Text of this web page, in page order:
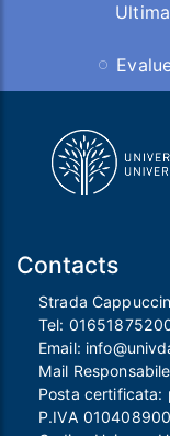
Contacts
Strada
Tel:
Email:
Mail
Posta certificata:
P.IVA